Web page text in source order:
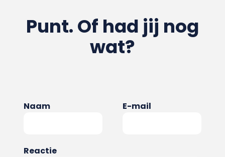
Punt. Of had jij nog
wat?
Naam E-mail
Reactie